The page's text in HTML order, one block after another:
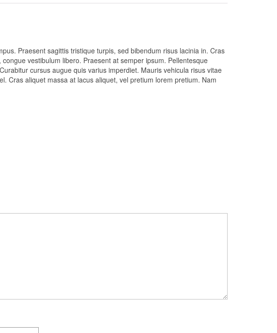
Praesent sagittis tristique turpis, sed bibendum risus lacinia in. Cras
vestibulum libero. Praesent at semper ipsum. Pellentesque
cursus augue quis varius imperdiet. Mauris vehicula risus vitae
Cras aliquet massa at lacus aliquet, vel pretium lorem pretium. Nam